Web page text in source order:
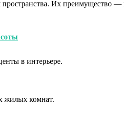
Их преимущество —
в интерьере.
жилых комнат.